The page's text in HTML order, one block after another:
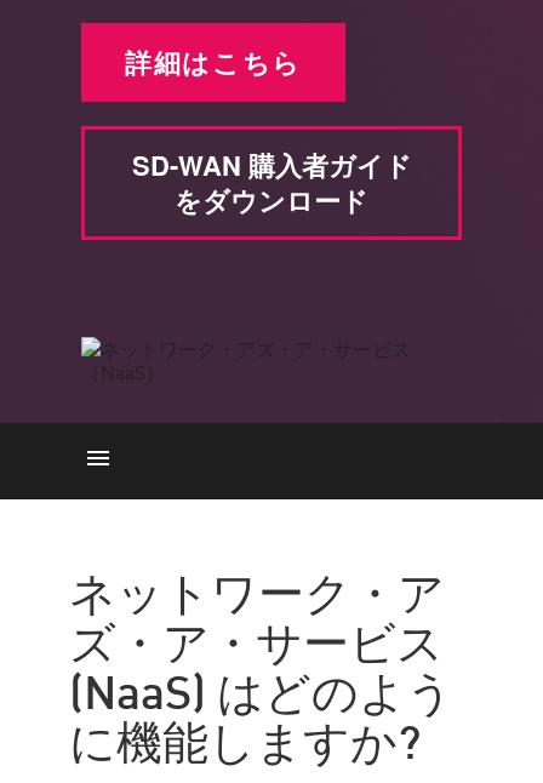
詳細はこちら
SD-WAN 購入者ガイド
をダウンロード
NaaS の必要性
メリット
NaaS と SASE
Check Point Solution
企業情報
ネットワーク・ア
ズ・ア・サービス
(NaaS) はどのよう
に機能しますか?